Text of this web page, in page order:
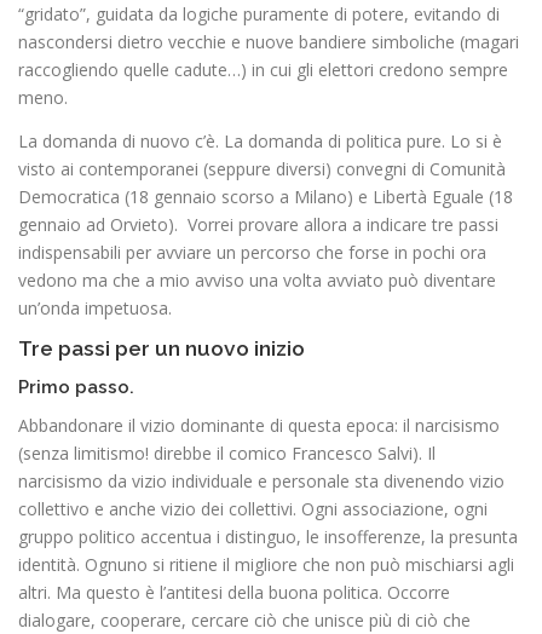
“gridato”, guidata da logiche puramente di potere, evitando di
nascondersi dietro vecchie e nuove bandiere simboliche (magari
raccogliendo quelle cadute…) in cui gli elettori credono sempre
meno.
La domanda di nuovo c’è. La domanda di politica pure. Lo si è
visto ai contemporanei (seppure diversi) convegni di Comunità
Democratica (18 gennaio scorso a Milano) e Libertà Eguale (18
gennaio ad Orvieto). Vorrei provare allora a indicare tre passi
indispensabili per avviare un percorso che forse in pochi ora
vedono ma che a mio avviso una volta avviato può diventare
un’onda impetuosa.
Tre passi per un nuovo inizio
Primo passo.
Abbandonare il vizio dominante di questa epoca: il narcisismo
(senza limitismo! direbbe il comico Francesco Salvi). Il
narcisismo da vizio individuale e personale sta divenendo vizio
collettivo e anche vizio dei collettivi. Ogni associazione, ogni
gruppo politico accentua i distinguo, le insofferenze, la presunta
identità. Ognuno si ritiene il migliore che non può mischiarsi agli
altri. Ma questo è l’antitesi della buona politica. Occorre
dialogare, cooperare, cercare ciò che unisce più di ciò che